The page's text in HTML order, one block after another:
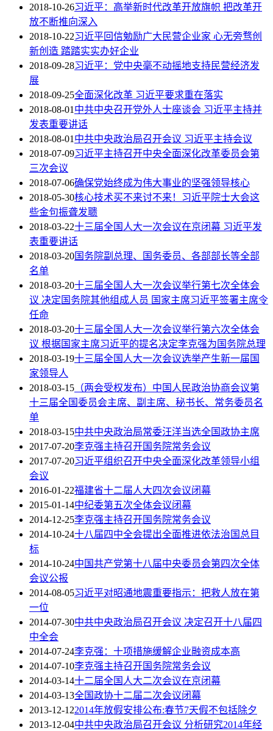
2018-10-26习近平：高举新时代改革开放旗帜 把改革开
放不断推向深入
2018-10-22习近平回信勉励广大民营企业家 心无旁骛创
新创造 踏踏实实办好企业
2018-09-28习近平：党中央毫不动摇地支持民营经济发
展
2018-09-25全面深化改革 习近平要求重在落实
2018-08-01中共中央召开党外人士座谈会 习近平主持并
发表重要讲话
2018-08-01中共中央政治局召开会议 习近平主持会议
2018-07-09习近平主持召开中央全面深化改革委员会第
三次会议
2018-07-06确保党始终成为伟大事业的坚强领导核心
2018-05-30核心技术买不来讨不来！习近平院士大会这
些金句振聋发聩
2018-03-22十三届全国人大一次会议在京闭幕 习近平发
表重要讲话
2018-03-20国务院副总理、国务委员、各部部长等全部
名单
2018-03-20十三届全国人大一次会议举行第七次全体会
议 决定国务院其他组成人员 国家主席习近平签署主席令
任命
2018-03-20十三届全国人大一次会议举行第六次全体会
议 根据国家主席习近平的提名决定李克强为国务院总理
2018-03-19十三届全国人大一次会议选举产生新一届国
家领导人
2018-03-15 （两会受权发布）中国人民政治协商会议第
十三届全国委员会主席、副主席、秘书长、常务委员名
单
2018-03-15中共中央政治局常委汪洋当选全国政协主席
2017-07-20李克强主持召开国务院常务会议
2017-07-20习近平组织召开中央全面深化改革领导小组
会议
2016-01-22福建省十二届人大四次会议闭幕
2015-01-14中纪委第五次全体会议闭幕
2014-12-25李克强主持召开国务院常务会议
2014-10-24十八届四中全会提出全面推进依法治国总目
标
2014-10-24中国共产党第十八届中央委员会第四次全体
会议公报
2014-08-05习近平对昭通地震重要指示：把救人放在第
一位
2014-07-30中共中央政治局召开会议 决定召开十八届四
中全会
2014-07-24李克强：十项措施缓解企业融资成本高
2014-07-10李克强主持召开国务院常务会议
2014-03-14十二届全国人大二次会议在京闭幕
2014-03-13全国政协十二届二次会议闭幕
2013-12-122014年放假安排公布:春节7天假不包括除夕
2013-12-04中共中央政治局召开会议 分析研究2014年经